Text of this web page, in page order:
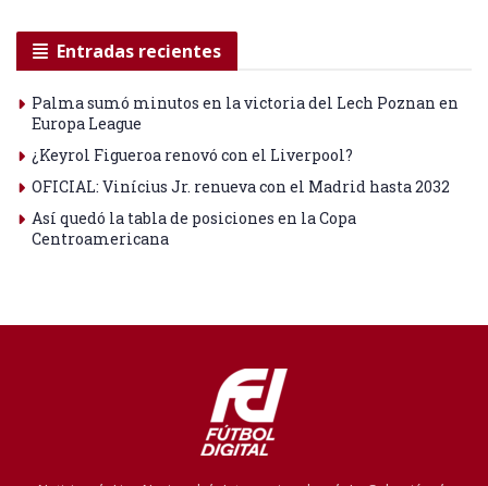
Entradas recientes
Palma sumó minutos en la victoria del Lech Poznan en
Europa League
¿Keyrol Figueroa renovó con el Liverpool?
OFICIAL: Vinícius Jr. renueva con el Madrid hasta 2032
Así quedó la tabla de posiciones en la Copa
Centroamericana